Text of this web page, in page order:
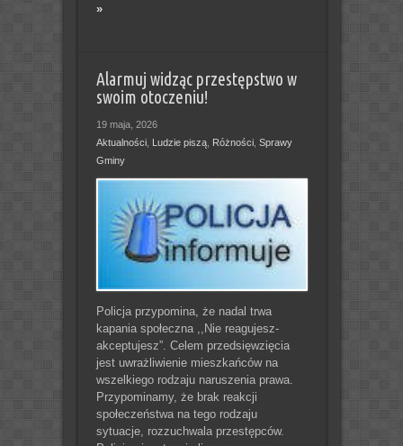
»
Alarmuj widząc przestępstwo w
swoim otoczeniu!
19 maja, 2026
Aktualności, Ludzie piszą, Różności, Sprawy
Gminy
Policja przypomina, że nadal trwa
kapania społeczna ,,Nie reagujesz-
akceptujesz”. Celem przedsięwzięcia
jest uwrażliwienie mieszkańców na
wszelkiego rodzaju naruszenia prawa.
Przypominamy, że brak reakcji
społeczeństwa na tego rodzaju
sytuacje, rozzuchwala przestępców.